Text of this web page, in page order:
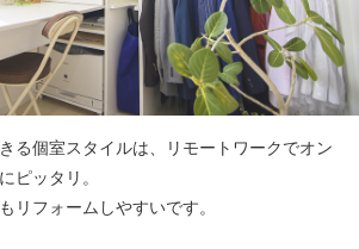
る個室スタイルは、リモートワークでオン
ピッタリ。
リフォームしやすいです。